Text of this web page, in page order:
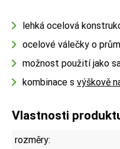
lehká ocelová
ocelové válečky o
možnost použití jako
kombinace s výškově
Vlastnosti
rozměry: